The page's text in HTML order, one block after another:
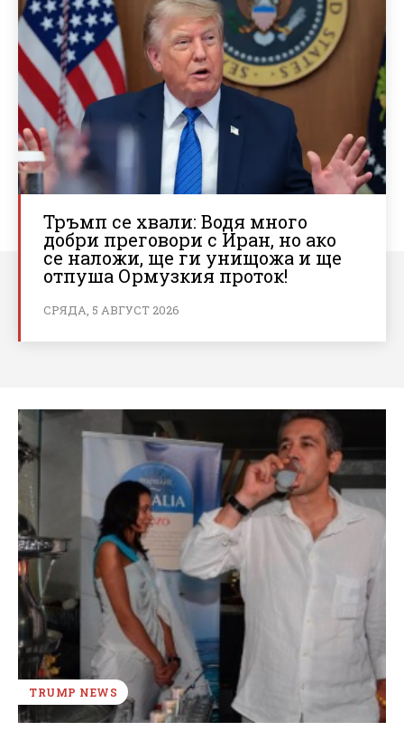
Тръмп се хвали: Водя много
добри преговори с Иран, но ако
се наложи, ще ги унищожа и ще
отпуша Ормузкия проток!
СРЯДА, 5 АВГУСТ 2026
TRUMP NEWS